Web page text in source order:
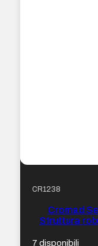
CR1238
Cromad
Struttura
Schienale
7 disponibili